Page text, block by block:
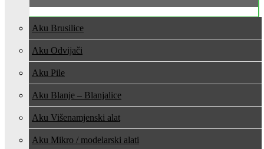
Aku Brusilice
Aku Odvijači
Aku Pile
Aku Blanje – Blanjalice
Aku Višenamjenski alat
Aku Mikro / modelarski alati